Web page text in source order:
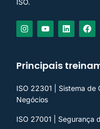
ISO.
Principais
ISO 22301 | Sistema de
Negócios
ISO 27001 | Segurança